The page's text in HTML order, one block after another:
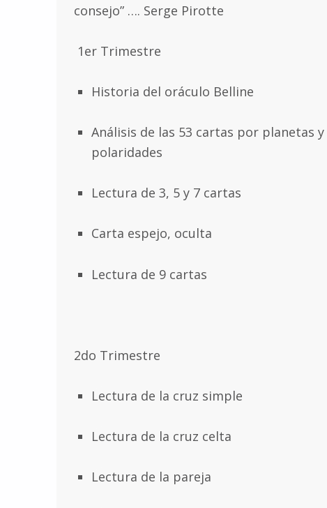
consejo” …. Serge Pirotte
1er Trimestre
Historia del oráculo Belline
Análisis de las 53 cartas por planetas y
polaridades
Lectura de 3, 5 y 7 cartas
Carta espejo, oculta
Lectura de 9 cartas
2do Trimestre
Lectura de la cruz simple
Lectura de la cruz celta
Lectura de la pareja